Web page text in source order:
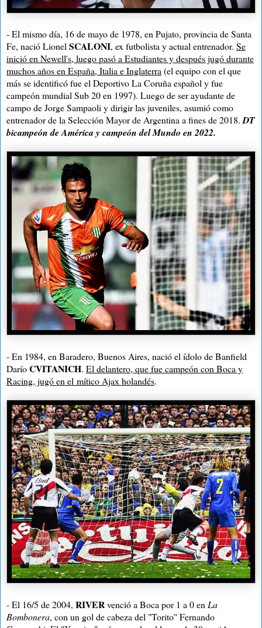
- El mismo día, 16 de mayo de 1978, en Pujato, provincia de Santa
Fe, nació Lionel SCALONI, ex futbolista y actual entrenador. Se
inició en Newell's, luego pasó a Estudiantes y después jugó durante
muchos años en España, Italia e Inglaterra (el equipo con el que
más se identificó fue el Deportivo La Coruña español y fue
campeón mundial Sub 20 en 1997). Luego de ser ayudante de
campo de Jorge Sampaoli y dirigir las juveniles, asumió como
entrenador de la Selección Mayor de Argentina a fines de 2018. DT
bicampeón de América y campeón del Mundo en 2022.
- En 1984, en Baradero, Buenos Aires, nació el ídolo de Banfield
DaríoCVITANICH. El delantero, que fue campeón con Boca y
Racing, jugó en el mítico Ajax holandés.
- El 16/5 de 2004, RIVERvenció a Boca por 1 a 0 enLa
Bombonera, con un gol de cabeza del "Torito" Fernando